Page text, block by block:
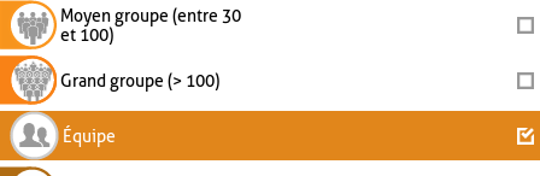
Moyen groupe (entre 30
et 100)
Grand groupe (> 100)
Équipe